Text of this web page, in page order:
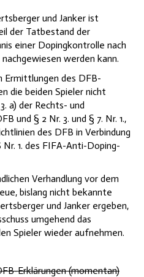
und Janker ist
der Tatbestand der
einer Dopingkontrolle nach
werden kann.
Ermittlungen des DFB-
die beiden Spieler nicht
a) der Rechts- und
und § 2 Nr. 3. und § 7. Nr. 1.,
des DFB in Verbindung
1. des FIFA-Anti-Doping-
Verhandlung vor dem
bislang nicht bekannte
und Janker ergeben,
umgehend das
Spieler wieder aufnehmen.
Erklärungen (momentan)